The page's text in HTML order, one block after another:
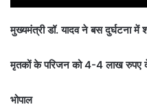
मुख्यमंत्री डॉ. यादव ने बस दुर्घटना में
मृतकों के परिजन को 4-4 लाख रुपए
भोपाल